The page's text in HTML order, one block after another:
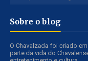
Sobre o blog
O Chavalzada foi criado
parte da vida do